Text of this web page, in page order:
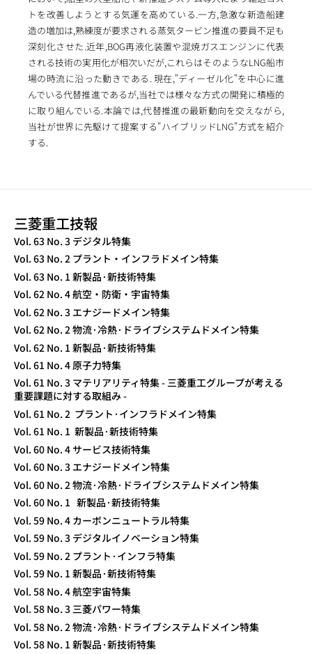
トを改善しようとする気運を高めている.一方,急激な新造船建
造の増加は,熟練度が要求される蒸気タービン推進の要員不足も
深刻化させた.近年,BOG再液化装置や混焼ガスエンジンに代表
される技術の実用化が相次いだが,これらはそのようなLNG船市
場の時流に沿った動きである. 現在,"ディーゼル化"を中心に進
んでいる代替推進であるが,当社では様々な方式の開発に積極的
に取り組んでいる.本論では,代替推進の最新動向を交えながら,
当社が世界に先駆けて提案する"ハイブリッドLNG"方式を紹介
する.
三菱重工技報
TECHNICAL REVIEW
Vol. 63 No. 3 デジタル特集
Vol. 63 No. 2 プラント・インフラドメイン特集
Vol. 63 No. 1 新製品·新技術特集
Vol. 62 No. 4 航空・防衛・宇宙特集
Vol. 62 No. 3 エナジードメイン特集
Vol. 62 No. 2 物流·冷熱·ドライブシステムドメイン特集
Vol. 62 No. 1 新製品·新技術特集
Vol. 61 No. 4 原子力特集
Vol. 61 No. 3 マテリアリティ特集 - 三菱重工グループが考える
重要課題に対する取組み -
Vol. 61 No. 2 プラント·インフラドメイン特集
Vol. 61 No. 1 新製品·新技術特集
Vol. 60 No. 4 サービス技術特集
Vol. 60 No. 3 エナジードメイン特集
Vol. 60 No. 2 物流·冷熱·ドライブシステムドメイン特集
Vol. 60 No. 1 新製品·新技術特集
Vol. 59 No. 4 カーボンニュートラル特集
Vol. 59 No. 3 デジタルイノベーション特集
Vol. 59 No. 2 プラント·インフラ特集
Vol. 59 No. 1 新製品·新技術特集
Vol. 58 No. 4 航空宇宙特集
Vol. 58 No. 3 三菱パワー特集
Vol. 58 No. 2 物流·冷熱·ドライブシステムドメイン特集
Vol. 58 No. 1 新製品·新技術特集